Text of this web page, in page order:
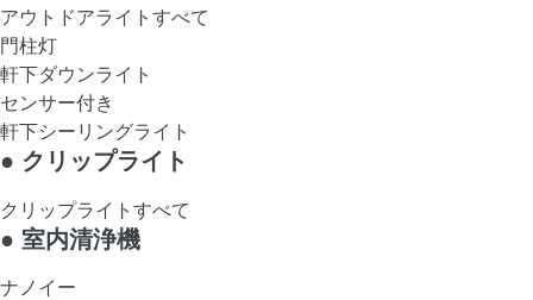
アウトドアライトすべて
門柱灯
軒下ダウンライト
センサー付き
軒下シーリングライト
● クリップライト
クリップライトすべて
● 室内清浄機
ナノイー